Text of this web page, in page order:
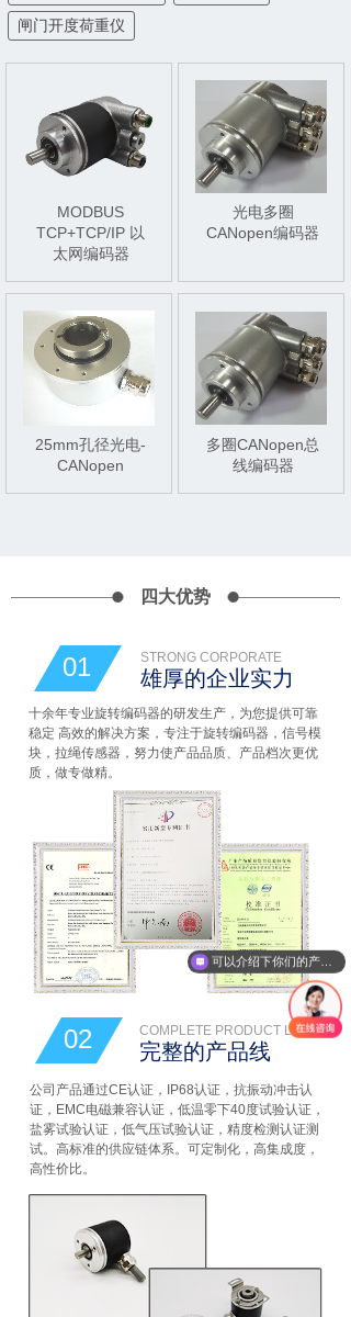
MODBUS
TCP+TCP/IP 以
太网编码器
光电多圈
CANopen编码器
25mm孔径光电-
CANopen
多圈CANopen总
线编码器
闸门开度荷重仪
四大优势
01 STRONG CORPORATE
雄厚的企业实力
十余年专业旋转编码器的研发生产，为您提供可靠
稳定 高效的解决方案，专注于旋转编码器，信号模
块，拉绳传感器，努力使产品品质、产品档次更优
质，做专做精。
02 COMPLETE PRODUCT LINE
完整的产品线
公司产品通过CE认证，IP68认证，抗振动冲击认
证，EMC电磁兼容认证，低温零下40度试验认证，
盐雾试验认证，低气压试验认证，精度检测认证测
试。高标准的供应链体系。可定制化，高集成度，
高性价比。
可以介绍下你们的产品么